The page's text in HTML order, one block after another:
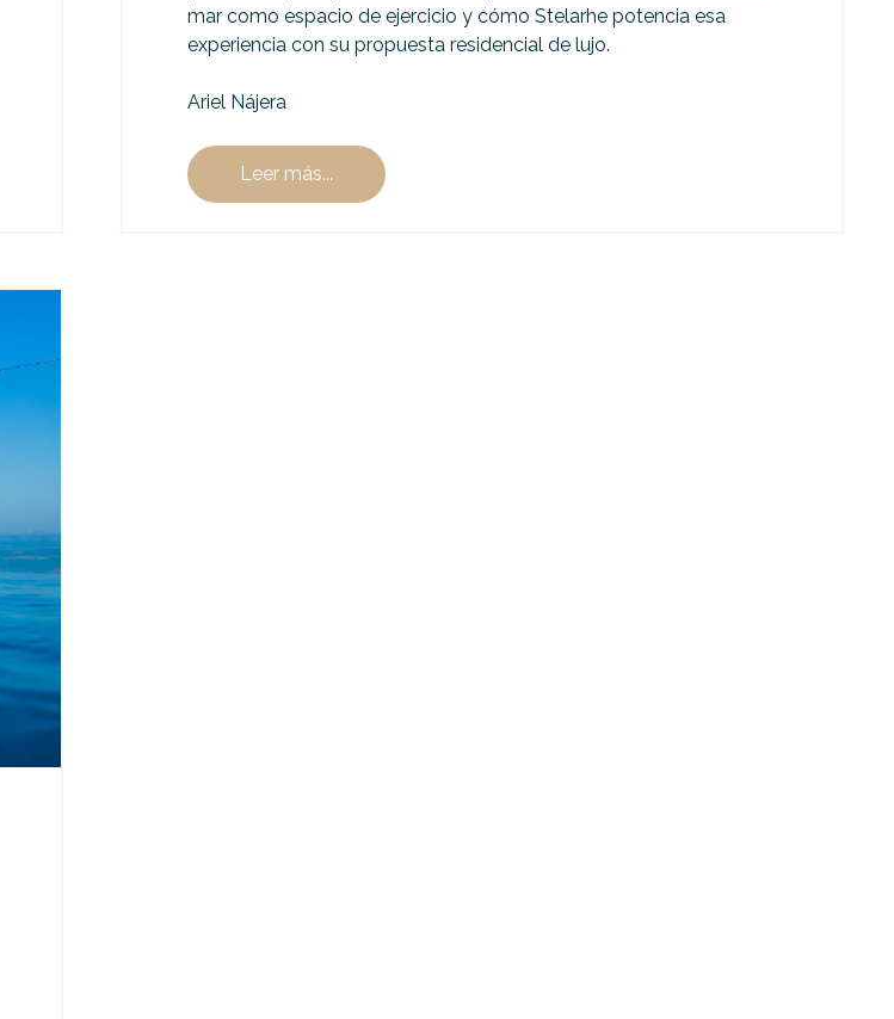
mar como espacio de ejercicio y cómo Stelarhe potencia esa
experiencia con su propuesta residencial de lujo.
Ariel Nájera
Leer más...